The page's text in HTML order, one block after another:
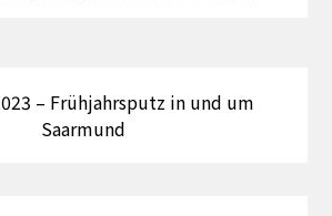
– Frühjahrsputz in und um
Saarmund